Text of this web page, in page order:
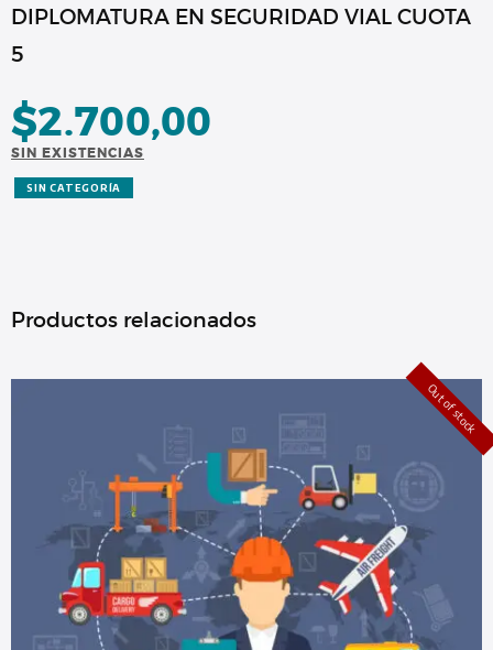
DIPLOMATURA EN SEGURIDAD VIAL CUOTA
5
$2.700,00
SIN EXISTENCIAS
SIN CATEGORÍA
Productos relacionados
Out of stock